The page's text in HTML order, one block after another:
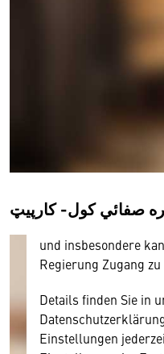
صفائي کول- کارپیټ
Wir benötigen
Inhalt anzeigen.
Ihre Zustimmung,
personenbezogene
und
Diese Daten
Datenschutzrecht
und insbesondere
Regierung Zugang
Details finden Sie in
Einstellungen